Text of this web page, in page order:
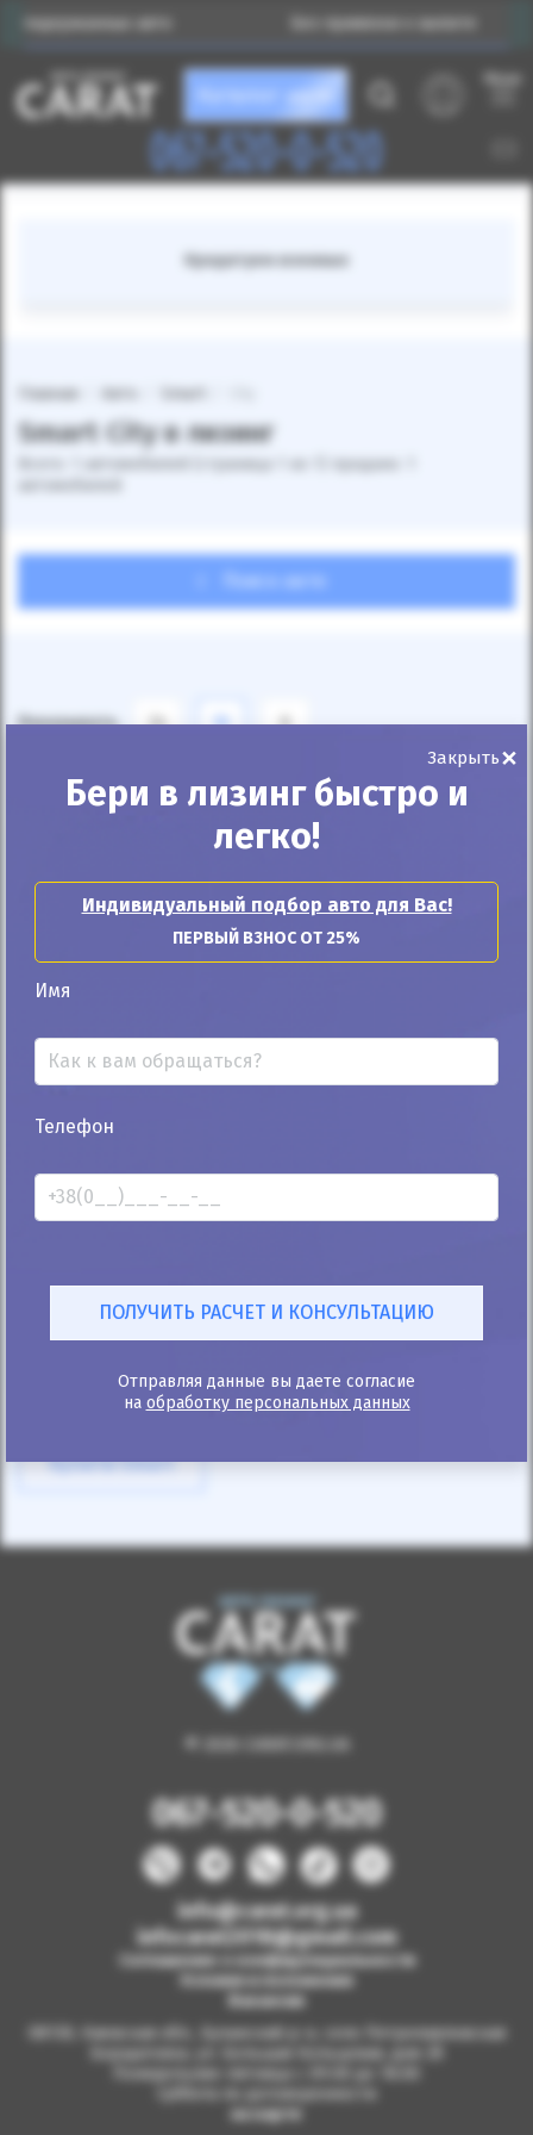
авто Без привязки к валюте
Каталог авто
067-520-0-520
Кредитуем военных
Главная Smart
Smart City в лизинг
Поиск авто
Показывать 24 12 6
По умолчанию
Автомобиль продан
Smart City 2006
152к
Автомат
Бензин
ID: 10333
Купити Smart
067-520-0-520
info@carat.org.ua
infocarat2018@gmail.com
Соглашение о конфиденциальности
Условия и положения
Вакансии
08130, Киевская обл., Бучанский р-н, село Петропавловская
на карте
Закрыть×
Бери в лизинг быстро и
легко!
Индивидуальный подбор авто для Вас!
ПЕРВЫЙ ВЗНОС ОТ 25%
Имя
Телефон
Отправляя данные вы даете согласие
на обработку персональных данных